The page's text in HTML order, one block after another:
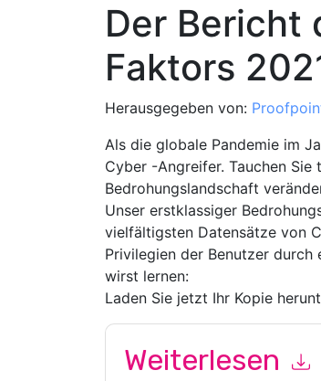
Der Bericht
Faktors
Herausgegeben von:
Als die globale Pandemie im
Cyber ​​-Angreifer. Tauchen
Bedrohungslandschaft
Unser erstklassiger
vielfältigsten Datensätze von
Privilegien der Benutzer
wirst lernen:
Laden Sie jetzt Ihr Kopie
Weiterlesen